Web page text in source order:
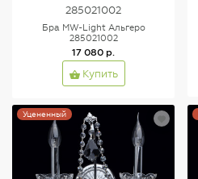
285021002
Бра MW-Light Альгеро
285021002
17 080 р.
Купить
Уцененный